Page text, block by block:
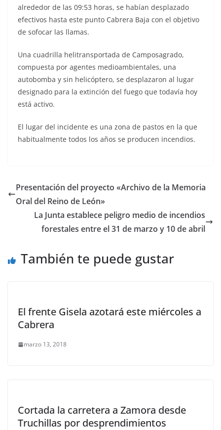
alrededor de las 09:53 horas, se habían desplazado
efectivos hasta este punto Cabrera Baja con el objetivo
de sofocar las llamas.
Una cuadrilla helitransportada de Camposagrado,
compuesta por agentes medioambientales, una
autobomba y sin helicóptero, se desplazaron al lugar
designado para la extinción del fuego que todavía hoy
está activo.
El lugar del incidente es una zona de pastos en la que
habitualmente todos los años se producen incendios.
Presentación del proyecto «Archivo de la Memoria
Oral del Reino de León»
La Junta establece peligro medio de incendios
forestales entre el 31 de marzo y 10 de abril
También te puede gustar
El frente Gisela azotará este miércoles a
Cabrera
marzo 13, 2018
Cortada la carretera a Zamora desde
Truchillas por desprendimientos